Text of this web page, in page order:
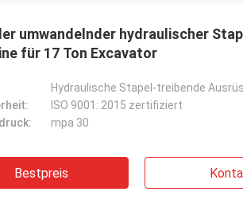
umwandelnder hydraulischer
für 17 Ton Excavator
Hydraulische Stapel-treibende
ISO 9001: 2015 zertifiziert
mpa 30
Bestpreis